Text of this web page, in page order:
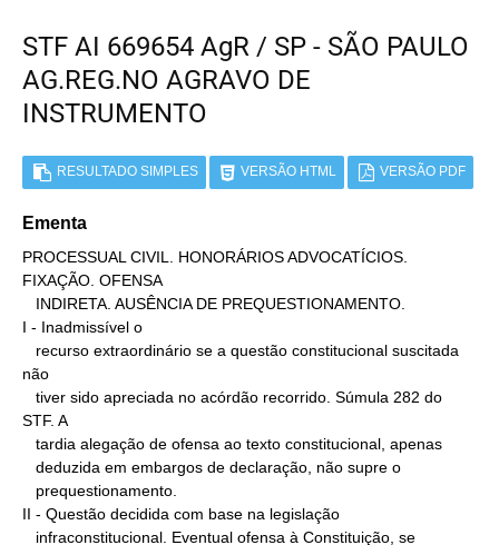
STF AI 669654 AgR / SP - SÃO PAULO
AG.REG.NO AGRAVO DE
INSTRUMENTO
RESULTADO SIMPLES VERSÃO HTML VERSÃO PDF
Ementa
PROCESSUAL CIVIL. HONORÁRIOS ADVOCATÍCIOS.
FIXAÇÃO. OFENSA
I - Inadmissível o
não
STF. A
II - Questão decidida com base na legislação